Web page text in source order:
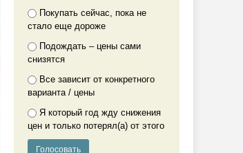
Покупать сейчас, пока не
стало еще дороже
Подождать – цены сами
снизятся
Все зависит от конкретного
варианта / цены
Я который год жду снижения
цен и только потерял(а) от этого